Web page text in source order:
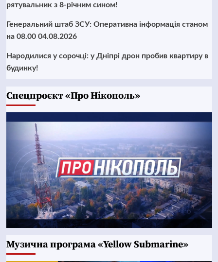
рятувальник з 8-річним сином!
Генеральний штаб ЗСУ: Оперативна інформація станом
на 08.00 04.08.2026
Народилися у сорочці: у Дніпрі дрон пробив квартиру в
будинку!
Cпецпроєкт «Про Нікополь»
Музична програма «Yellow Submarine»